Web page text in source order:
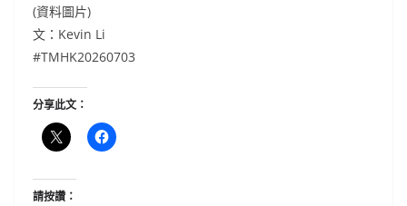
(資料圖片)
文：Kevin Li
#TMHK20260703
分享此文：
請按讚：